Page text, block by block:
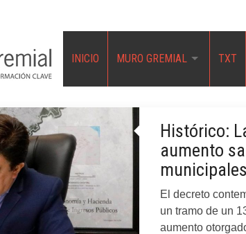
INICIO MURO GREMIAL TXT
Histórico:
aumento
municipales
El decreto
un tramo de un
aumento